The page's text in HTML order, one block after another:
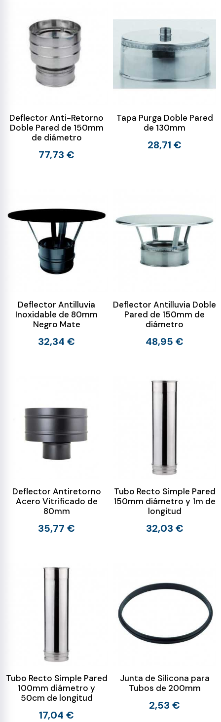
Deflector Anti-Retorno
Doble Pared de 150mm
de diámetro
77,73 €
Tapa Purga Doble Pared
de 130mm
28,71 €
Deflector Antilluvia
Inoxidable de 80mm
Negro Mate
32,34 €
Deflector Antilluvia Doble
Pared de 150mm de
diámetro
48,95 €
Deflector Antiretorno
Acero Vitrificado de
80mm
35,77 €
Tubo Recto Simple Pared
150mm diámetro y 1m de
longitud
32,03 €
Tubo Recto Simple Pared
100mm diámetro y
50cm de longitud
17,04 €
Junta de Silicona para
Tubos de 200mm
2,53 €